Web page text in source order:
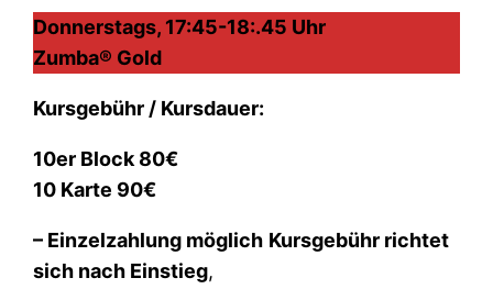
Donnerstags, 17:45-18:.45 Uhr
Zumba® Gold
Kursgebühr / Kursdauer:
10er Block 80€
10 Karte 90€
– Einzelzahlung möglich Kursgebühr richtet
sich nach Einstieg,